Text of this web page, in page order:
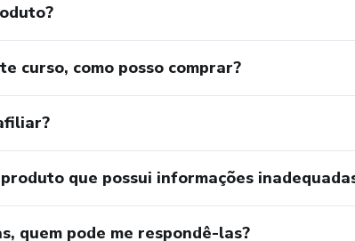
curso, como posso comprar?
que possui informações
quem pode me respondê-las?